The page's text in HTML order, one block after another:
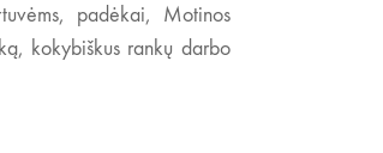
padėkai, Motinos
kokybiškus rankų darbo